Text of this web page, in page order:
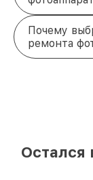
Почему
ремонта
Остался